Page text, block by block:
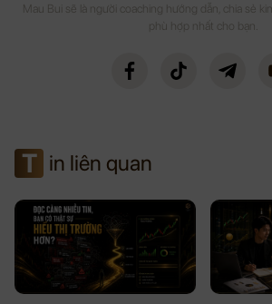
Mau Bui sẽ là người coaching hướng dẫn, chia sẻ
phù hợp nhất cho bạn.
T in liên quan